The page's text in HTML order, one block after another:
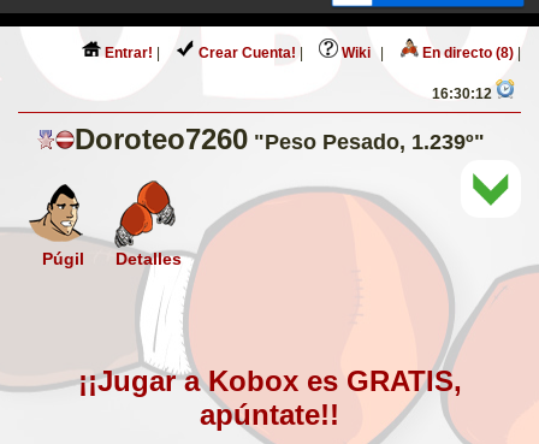
Entrar! Crear Cuenta! Wiki En directo (8)
16:30:12
Doroteo7260 "Peso Pesado, 1.239º"
Púgil Detalles
¡¡Jugar a Kobox es GRATIS,
apúntate!!